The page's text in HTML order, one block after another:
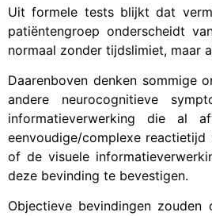
Uit formele tests blijkt dat
patiëntengroep onderscheidt
normaal zonder tijdslimiet, maar
Daarenboven denken sommige
andere neurocognitieve
informatieverwerking die al
eenvoudige/complexe reactietijd
of de visuele
deze bevinding te bevestigen.
Objectieve bevindingen